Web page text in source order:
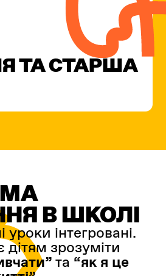
ТА СТАРША
В ШКОЛІ
інтегровані.
зрозуміти
та “як я це